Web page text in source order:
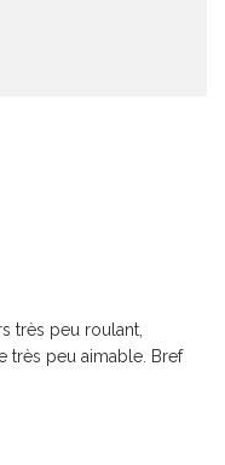
très peu roulant,
très peu aimable. Bref